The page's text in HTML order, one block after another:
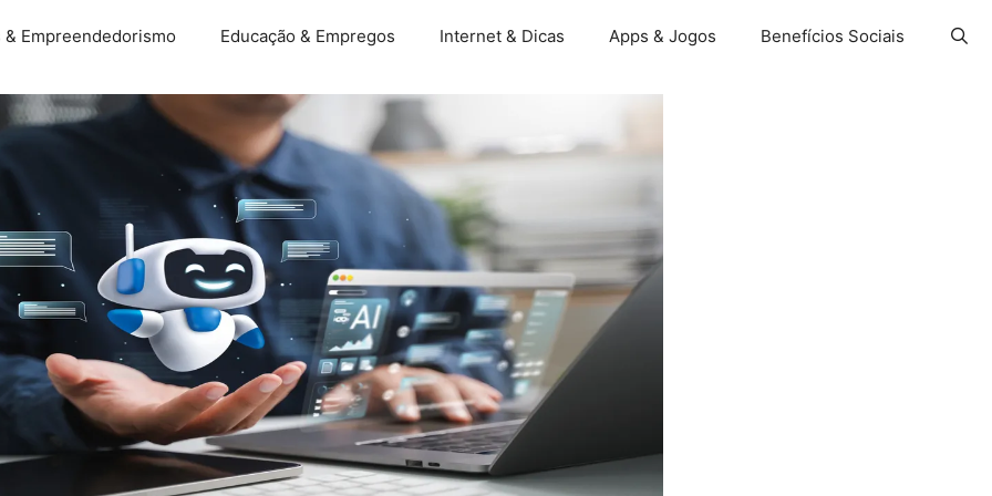
& Empreendedorismo Educação & Empregos Internet & Dicas Apps & Jogos Benefícios Sociais